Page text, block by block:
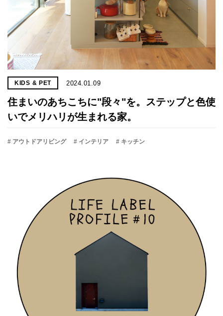
KIDS & PET 2024.01.09
住まいのあちこちに"段々"を。ステップと色使
いでメリハリが生まれる家。
# アウトドアリビング # インテリア # キッチン